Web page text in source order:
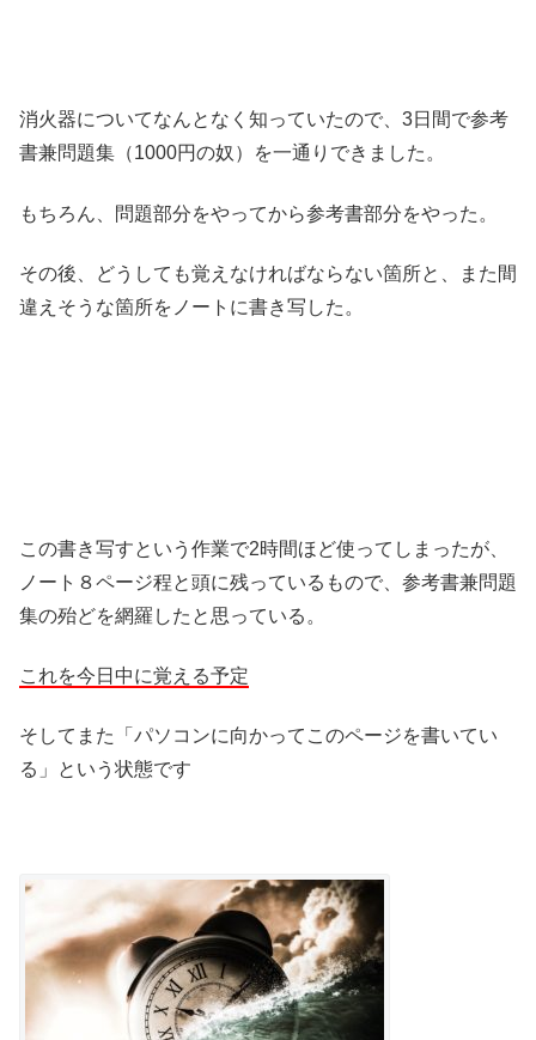
消火器についてなんとなく知っていたので、3日間で参考
書兼問題集（1000円の奴）を一通りできました。
もちろん、問題部分をやってから参考書部分をやった。
その後、どうしても覚えなければならない箇所と、また間
違えそうな箇所をノートに書き写した。
この書き写すという作業で2時間ほど使ってしまったが、
ノート８ページ程と頭に残っているもので、参考書兼問題
集の殆どを網羅したと思っている。
これを今日中に覚える予定
そしてまた「パソコンに向かってこのページを書いてい
る」という状態です